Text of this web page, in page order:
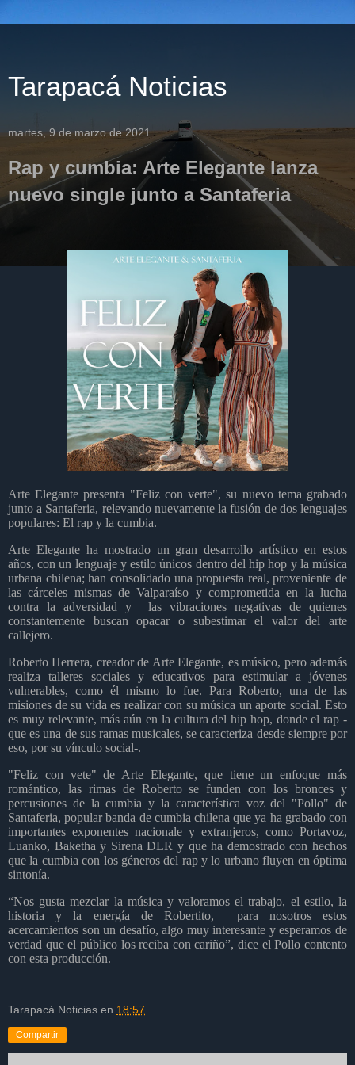
Tarapacá Noticias
martes, 9 de marzo de 2021
Rap y cumbia: Arte Elegante lanza
nuevo single junto a Santaferia
Arte Elegante presenta "Feliz con verte", su nuevo tema grabado
junto a Santaferia, relevando nuevamente la fusión de dos lenguajes
populares: El rap y la cumbia.
Arte Elegante ha mostrado un gran desarrollo artístico en estos
años, con un lenguaje y estilo únicos dentro del hip hop y la música
urbana chilena; han consolidado una propuesta real, proveniente de
las cárceles mismas de Valparaíso y comprometida en la lucha
contra la adversidad y las vibraciones negativas de quienes
constantemente buscan opacar o subestimar el valor del arte
callejero.
Roberto Herrera, creador de Arte Elegante, es músico, pero además
realiza talleres sociales y educativos para estimular a jóvenes
vulnerables, como él mismo lo fue. Para Roberto, una de las
misiones de su vida es realizar con su música un aporte social. Esto
es muy relevante, más aún en la cultura del hip hop, donde el rap -
que es una de sus ramas musicales, se caracteriza desde siempre por
eso, por su vínculo social-.
"Feliz con vete" de Arte Elegante, que tiene un enfoque más
romántico, las rimas de Roberto se funden con los bronces y
percusiones de la cumbia y la característica voz del "Pollo" de
Santaferia, popular banda de cumbia chilena que ya ha grabado con
importantes exponentes nacionale y extranjeros, como Portavoz,
Luanko, Baketha y Sirena DLR y que ha demostrado con hechos
que la cumbia con los géneros del rap y lo urbano fluyen en óptima
sintonía.
“Nos gusta mezclar la música y valoramos el trabajo, el estilo, la
historia y la energía de Robertito, para nosotros estos
acercamientos son un desafío, algo muy interesante y esperamos de
verdad que el público los reciba con cariño”, dice el Pollo contento
con esta producción.
Tarapacá Noticias en 18:57
Compartir